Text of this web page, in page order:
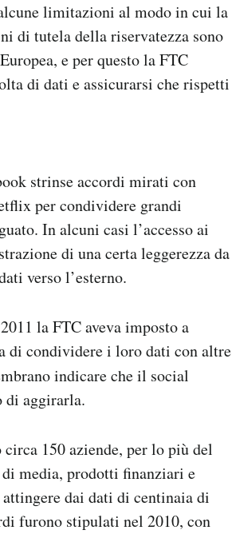
limitazioni al modo in cui la
di tutela della riservatezza sono
e per questo la FTC
di dati e assicurarsi che rispetti
strinse accordi mirati con
per condividere grandi
In alcuni casi l’accesso ai
di una certa leggerezza da
verso l’esterno.
la FTC aveva imposto a
di condividere i loro dati con altre
indicare che il social
di aggirarla.
150 aziende, per lo più del
di media, prodotti finanziari e
dai dati di centinaia di
furono stipulati nel 2010, con